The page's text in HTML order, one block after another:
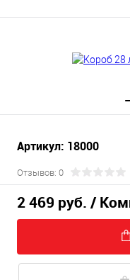
Артикул: 18000
Отзывов: 0
2 469 руб. /